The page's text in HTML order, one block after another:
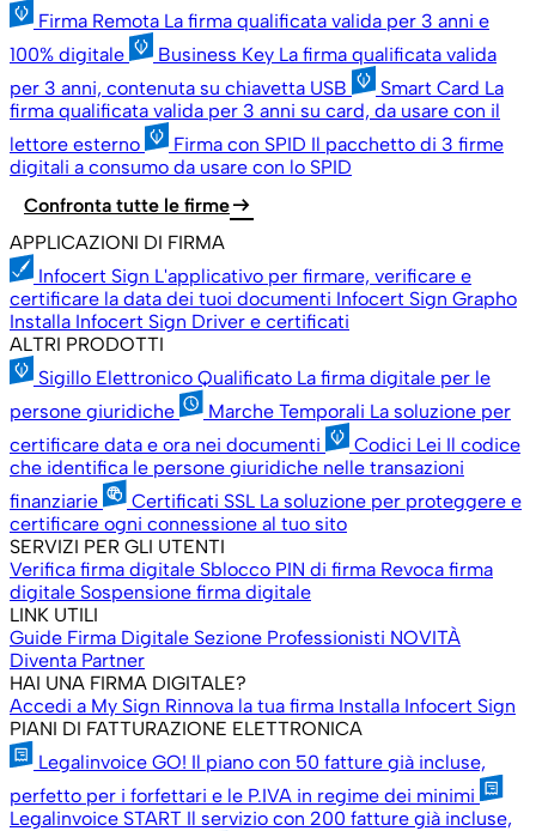
Firma Remota La firma qualificata valida per 3 anni e
100% digitale
Business Key La firma qualificata valida
per 3 anni, contenuta su chiavetta USB
Smart Card La
firma qualificata valida per 3 anni su card, da usare con il
lettore esterno
Firma con SPID Il pacchetto di 3 firme
digitali a consumo da usare con lo SPID
Confronta tutte le firmearrow_right_alt
APPLICAZIONI DI FIRMA
Infocert Sign L'applicativo per firmare, verificare e
certificare la data dei tuoi documenti Infocert Sign Grapho
Installa Infocert Sign Driver e certificati
ALTRI PRODOTTI
Sigillo Elettronico Qualificato La firma digitale per le
persone giuridiche
Marche Temporali La soluzione per
certificare data e ora nei documenti
Codici Lei Il codice
che identifica le persone giuridiche nelle transazioni
finanziarie
Certificati SSL La soluzione per proteggere e
certificare ogni connessione al tuo sito
SERVIZI PER GLI UTENTI
Verifica firma digitale Sblocco PIN di firma Revoca firma
digitale Sospensione firma digitale
LINK UTILI
Guide Firma Digitale Sezione Professionisti NOVITÀ
Diventa Partner
HAI UNA FIRMA DIGITALE?
Accedi a My Sign Rinnova la tua firma Installa Infocert Sign
PIANI DI FATTURAZIONE ELETTRONICA
Legalinvoice GO! Il piano con 50 fatture già incluse,
perfetto per i forfettari e le P.IVA in regime dei minimi
Legalinvoice START Il servizio con 200 fatture già incluse,